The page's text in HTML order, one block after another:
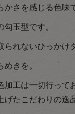
さを感じる色味
玉型です。
れないひっかけ
きを。
加工は一切行って
たこだわりの逸品